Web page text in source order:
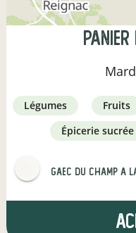
légumes fruits
épicerie sucrée
gaec du champ a